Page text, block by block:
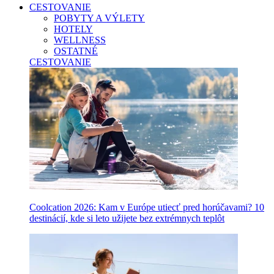
CESTOVANIE
POBYTY A VÝLETY
HOTELY
WELLNESS
OSTATNÉ
CESTOVANIE
Coolcation 2026: Kam v Európe utiecť pred horúčavami? 10
destinácií, kde si leto užijete bez extrémnych teplôt